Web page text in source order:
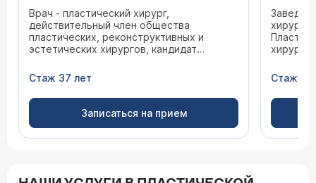
Врач - пластический хирург,
действительный член общества
пластических, реконструктивных и
эстетических хирургов, кандидат
Стаж 37 лет
Записаться на прием
хирург
Стаж 13